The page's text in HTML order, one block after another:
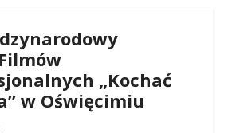
„Kochać
w Oświęcimiu